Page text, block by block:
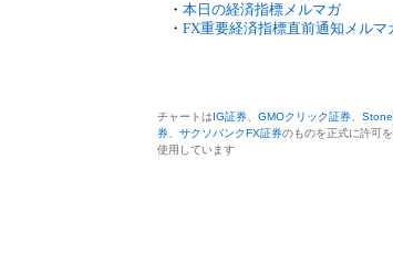
・ 本日の経済指標メルマガ
・ FX重要経済指標直前通知メルマ
チャートはIG証券 GMOクリック証券
券
サクソバンクFX証券のものを正式に許可
使用しています